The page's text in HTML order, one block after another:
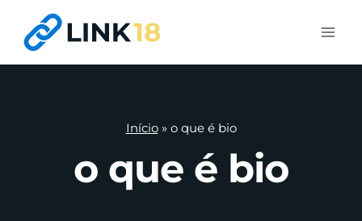
para
Início» o que é bio
o que é bio